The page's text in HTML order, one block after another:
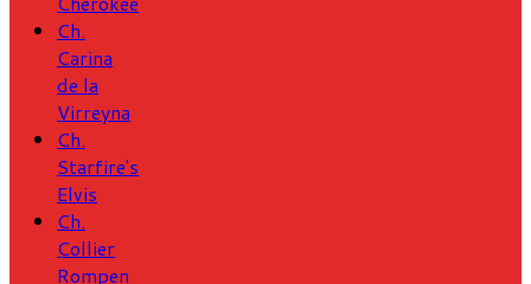
Ch.
Carina
de la
Virreyna
Ch.
Starfire's
Elvis
Ch.
Collier
Rompen